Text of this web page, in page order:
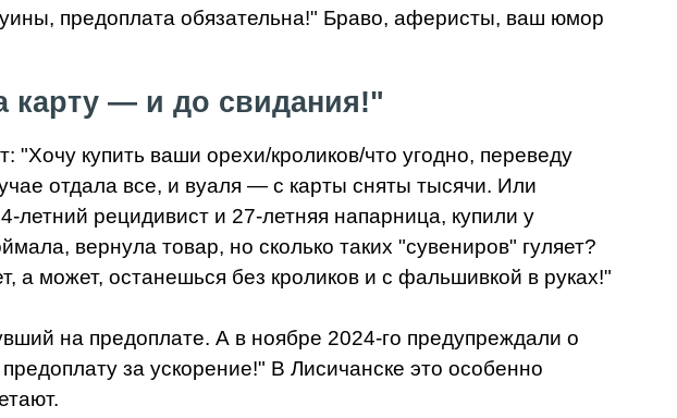
предоплата обязательна!" Браво, аферисты, ваш юмор
карту — и до свидания!"
купить ваши орехи/кроликов/что угодно, переведу
отдала все, и вуаля — с карты сняты тысячи. Или
рецидивист и 27-летняя напарница, купили у
вернула товар, но сколько таких "сувениров" гуляет?
а может, останешься без кроликов и с фальшивкой в руках!"
на предоплате. А в ноябре 2024-го предупреждали о
за ускорение!" В Лисичанске это особенно